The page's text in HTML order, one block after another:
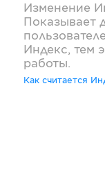
Изменение
Показывает
Индекс, тем
работы.
Как считается